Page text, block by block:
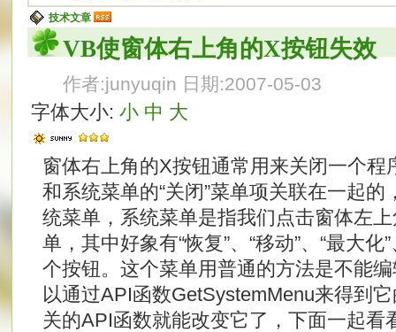
技术文章
VB使窗体右上角的X按钮失效
作者:junyuqin 日期:2007-05-03
字体大小: 小 中 大
窗体右上角的X按钮通常用来关闭一个程
和系统菜单的“关闭”菜单项关联在一起
统菜单，系统菜单是指我们点击窗体左
单，其中好象有“恢复”、“移动”、“最大化
个按钮。这个菜单用普通的方法是不能
以通过API函数GetSystemMenu来得到
关的API函数就能改变它了，下面一起看